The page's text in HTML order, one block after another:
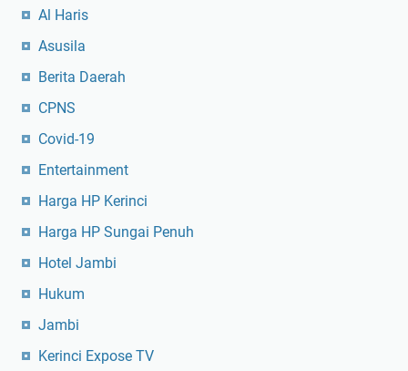
Al Haris
Asusila
Berita Daerah
CPNS
Covid-19
Entertainment
Harga HP Kerinci
Harga HP Sungai Penuh
Hotel Jambi
Hukum
Jambi
Kerinci Expose TV